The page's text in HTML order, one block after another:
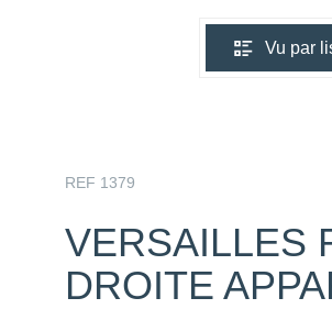
Vu par
REF 1379
VERSAILLES
DROITE